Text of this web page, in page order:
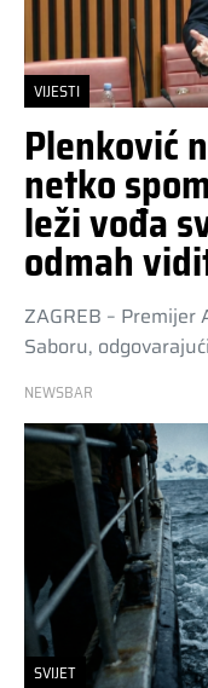
VIJESTI
Plenković
netko
leži vođa
odmah
ZAGREB –
Saboru,
NEWSBAR
SVIJET